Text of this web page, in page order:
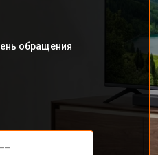
обращения